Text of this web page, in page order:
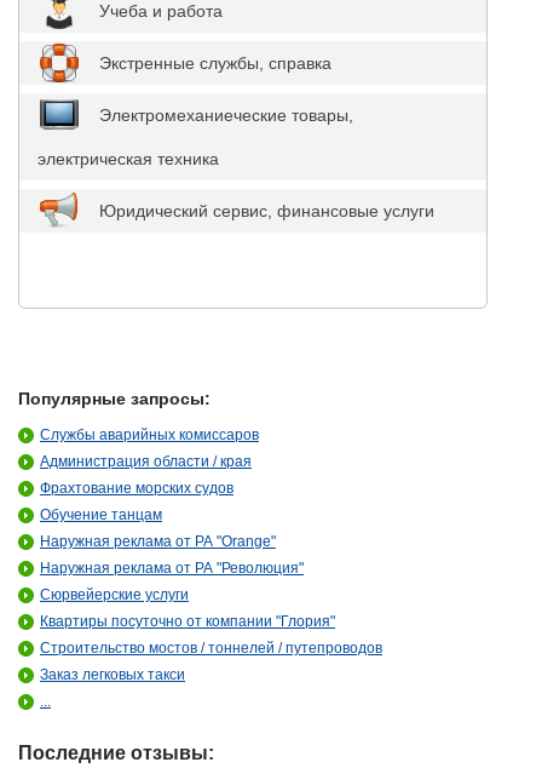
Учеба и работа
Экстренные службы, справка
Электромеханиеческие товары,
электрическая техника
Юридический сервис, финансовые услуги
Популярные запросы:
Службы аварийных комиссаров
Администрация области / края
Фрахтование морских судов
Обучение танцам
Наружная реклама от РА "Orange"
Наружная реклама от РА "Революция"
Сюрвейерские услуги
Квартиры посуточно от компании "Глория"
Строительство мостов / тоннелей / путепроводов
Заказ легковых такси
...
Последние отзывы: